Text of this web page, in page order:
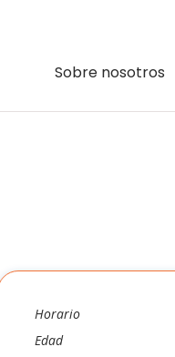
Sobre nosotros
Horario
Edad